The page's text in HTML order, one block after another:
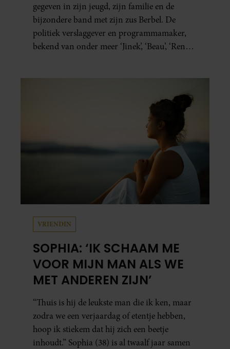
gegeven in zijn jeugd, zijn familie en de
bijzondere band met zijn zus Berbel. De
politiek verslaggever en programmamaker,
bekend van onder meer ‘Jinek’, ‘Beau’, ‘Renze’,
VRIENDIN
SOPHIA: ‘IK SCHAAM ME
VOOR MIJN MAN ALS WE
MET ANDEREN ZIJN’
“Thuis is hij de leukste man die ik ken, maar
zodra we een verjaardag of etentje hebben,
hoop ik stiekem dat hij zich een beetje
inhoudt.” Sophia (38) is al twaalf jaar samen